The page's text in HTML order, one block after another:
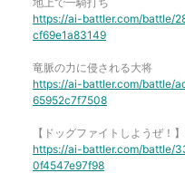
https://ai-battler.com/battle/
cf69e1a83149
竜脈の力に侵される大将
https://ai-battler.com/battle/
65952c7f7508
【ドッグファイトしようぜ！
https://ai-battler.com/battle/
0f4547e97f98